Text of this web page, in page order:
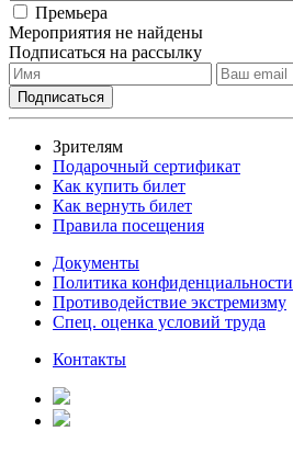
Премьера
Мероприятия не найдены
Подписаться на рассылку
Зрителям
Подарочный сертификат
Как купить билет
Как вернуть билет
Правила посещения
Документы
Политика конфиденциальности
Противодействие экстремизму
Спец. оценка условий труда
Контакты